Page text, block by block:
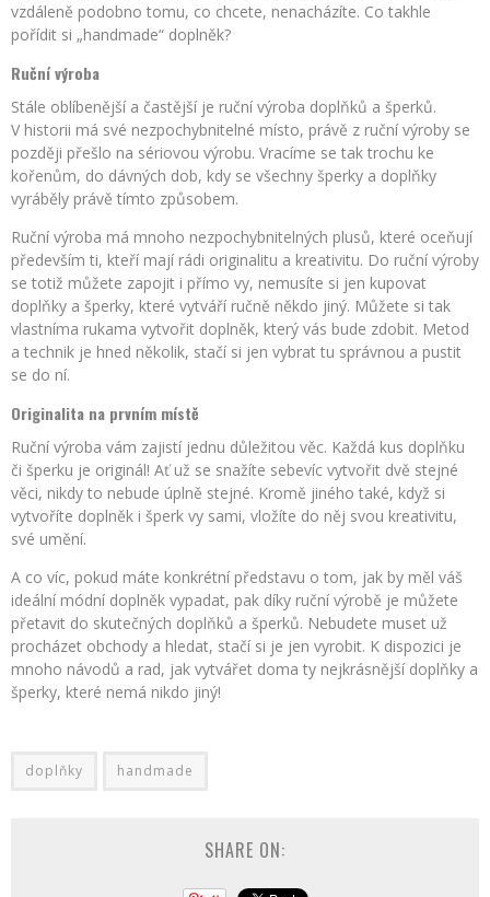
vzdáleně podobno tomu, co chcete, nenacházíte. Co takhle
pořídit si „handmade“ doplněk?
Ruční výroba
Stále oblíbenější a častější je ruční výroba doplňků a šperků.
V historii má své nezpochybnitelné místo, právě z ruční výroby se
později přešlo na sériovou výrobu. Vracíme se tak trochu ke
kořenům, do dávných dob, kdy se všechny šperky a doplňky
vyráběly právě tímto způsobem.
Ruční výroba má mnoho nezpochybnitelných plusů, které oceňují
především ti, kteří mají rádi originalitu a kreativitu. Do ruční výroby
se totiž můžete zapojit i přímo vy, nemusíte si jen kupovat
doplňky a šperky, které vytváří ručně někdo jiný. Můžete si tak
vlastníma rukama vytvořit doplněk, který vás bude zdobit. Metod
a technik je hned několik, stačí si jen vybrat tu správnou a pustit
se do ní.
Originalita na prvním místě
Ruční výroba vám zajistí jednu důležitou věc. Každá kus doplňku
či šperku je originál! Ať už se snažíte sebevíc vytvořit dvě stejné
věci, nikdy to nebude úplně stejné. Kromě jiného také, když si
vytvoříte doplněk i šperk vy sami, vložíte do něj svou kreativitu,
své umění.
A co víc, pokud máte konkrétní představu o tom, jak by měl váš
ideální módní doplněk vypadat, pak díky ruční výrobě je můžete
přetavit do skutečných doplňků a šperků. Nebudete muset už
procházet obchody a hledat, stačí si je jen vyrobit. K dispozici je
mnoho návodů a rad, jak vytvářet doma ty nejkrásnější doplňky a
šperky, které nemá nikdo jiný!
doplňky handmade
SHARE ON: